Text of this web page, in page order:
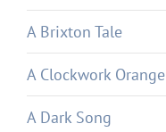
A Brixton Tale
A Clockwork Orange
A Dark Song